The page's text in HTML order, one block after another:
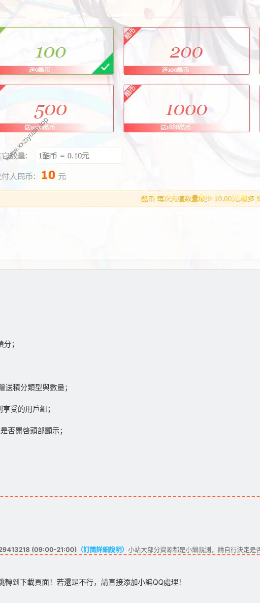
；
積分類型與數量；
受的用戶組；
否開啓頭部顯示；
(09:00-21:00) （訂閱詳細說明） 小站大部分資源都是小編親測，請自行決定是
到下載頁面！若還是不行，請直接添加小編QQ處理！